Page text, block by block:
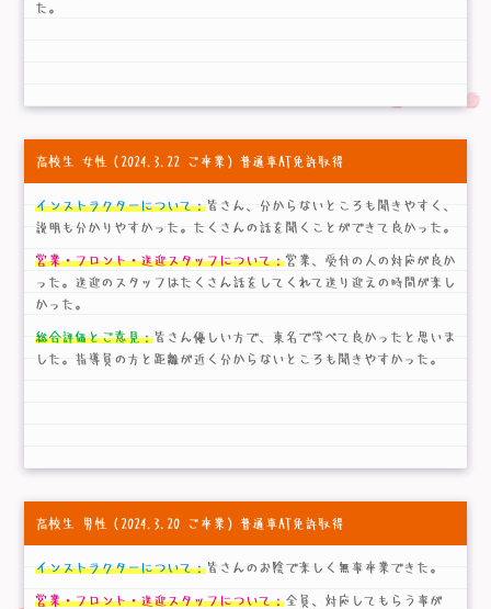
た。
高校生 女性 （2024.3.22 ご卒業）普通車AT免許取得
インストラクターについて：皆さん、分からないところも聞きやすく、
説明も分かりやすかった。たくさんの話を聞くことができて良かった。
営業・フロント・送迎スタッフについて：営業、受付の人の対応が良か
った。送迎のスタッフはたくさん話をしてくれて送り迎えの時間が楽し
かった。
総合評価とご意見：皆さん優しい方で、東名で学べて良かったと思いま
した。指導員の方と距離が近く分からないところも聞きやすかった。
高校生 男性 （2024.3.20 ご卒業）普通車AT免許取得
インストラクターについて：皆さんのお陰で楽しく無事卒業できた。
営業・フロント・送迎スタッフについて：全員、対応してもらう事が